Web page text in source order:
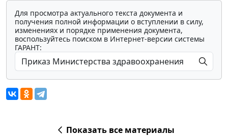
Для просмотра актуального текста документа и
получения полной информации о вступлении в силу,
изменениях и порядке применения документа,
воспользуйтесь поиском в Интернет-версии системы
ГАРАНТ:
Показать все материалы